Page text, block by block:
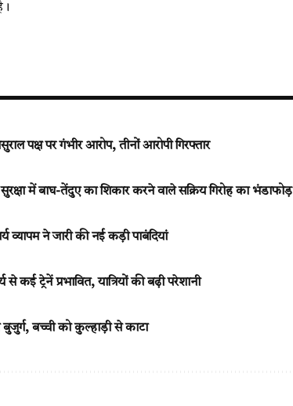
पक्ष पर गंभीर आरोप, तीनों आरोपी गिरफ्तार
में बाघ-तेंदुए का शिकार करने वाले सक्रिय गिरोह का भंडाफोड़
ने जारी की नई कड़ी पाबंदियां
ट्रेनें प्रभावित, यात्रियों की बढ़ी परेशानी
बच्ची को कुल्हाड़ी से काटा